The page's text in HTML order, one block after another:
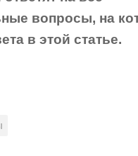
вопросы, на
в этой статье.